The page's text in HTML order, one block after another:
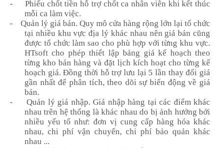
-
Phiếu chốt tiền hỗ trợ chốt ca nhân viên khi kết thúc
mỗi ca làm việc.
-
Quản lý giá bán. Quy mô cửa hàng rộng lớn lại tổ chức
tại nhiều khu vực địa lý khác nhau nên giá bán cũng
được tổ chức làm sao cho phù hợp với từng khu vực.
HTsoft cho phép thiết lập bảng giá kế hoạch theo
từng kho bán hàng và đặt lịch kích hoạt cho từng kế
hoạch giá. Đồng thời hỗ trợ lưu lại 5 lần thay đổi giá
gần nhất để phân tích, theo dõi sự biến động về giá
bán.
-
Quản lý giá nhập. Giá nhập hàng tại các điểm khác
nhau trên hệ thống là khác nhau do bị ảnh hưởng bởi
nhiều yếu tố như: đơn vị cung cấp hàng hóa khác
nhau, chi phí vận chuyển, chi phí bảo quản khác
nhau ...